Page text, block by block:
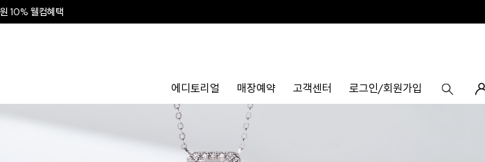
10% 웰컴혜택
에디토리얼 매장예약 고객센터 로그인/회원가입